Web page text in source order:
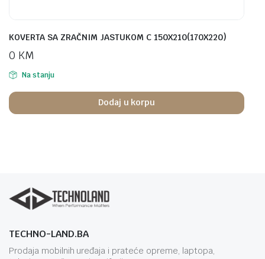
KOVERTA SA ZRAČNIM JASTUKOM C 150X210(170X220)
0 KM
Na stanju
Dodaj u korpu
TECHNO-LAND.BA
Prodaja mobilnih uređaja i prateće opreme, laptopa,